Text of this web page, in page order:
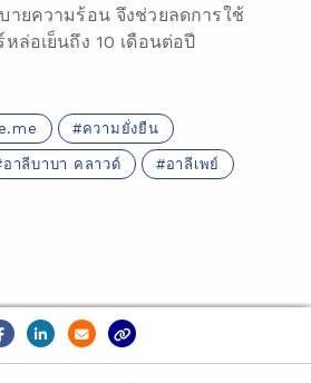
ายความร้อน จึงช่วยลดการใช้
ล่อเย็นถึง 10 เดือนต่อปี
ความยั่งยืน
อาลีบาบา คลาวด์ อาลีเพย์